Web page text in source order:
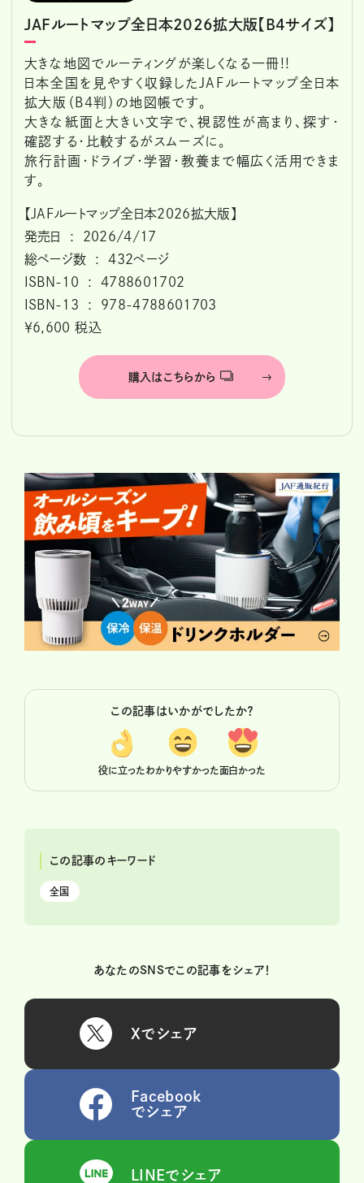
JAFルートマップ全日本2026拡大版【B4サイズ】
大きな地図でルーティングが楽しくなる一冊!!
日本全国を見やすく収録したJAFルートマップ全日本
拡大版（B4判）の地図帳です。
大きな紙面と大きい文字で、視認性が高まり、探す・
確認する・比較するがスムーズに。
旅行計画・ドライブ・学習・教養まで幅広く活用できま
す。
【JAFルートマップ全日本2026拡大版】
発売日 ‏ : ‎ 2026/4/17
総ページ数 ‏ : ‎ 432ページ
ISBN-10 ‏ : ‎ 4788601702
ISBN-13 ‏ : ‎ 978-4788601703
￥6,600 税込
購入はこちらから
この記事はいかがでしたか？
役に立ったわかりやすかった面白かった
この記事のキーワード
全国
あなたのSNSでこの記事をシェア！
Xでシェア
Facebook
でシェア
LINEでシェア